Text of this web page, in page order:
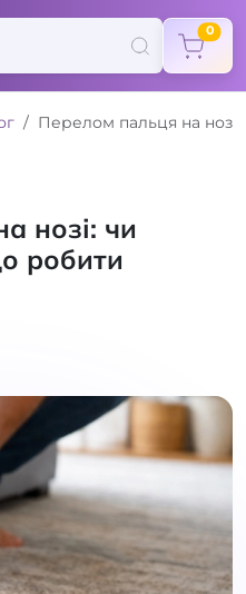
0
Перелом пальця на
нозі: чи
робити